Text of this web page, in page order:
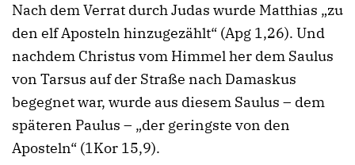
Nach dem Verrat durch Judas wurde Matthias „zu
den elf Aposteln hinzugezählt“ (Apg 1,26). Und
nachdem Christus vom Himmel her dem Saulus
von Tarsus auf der Straße nach Damaskus
begegnet war, wurde aus diesem Saulus – dem
späteren Paulus – „der geringste von den
Aposteln“ (1Kor 15,9).